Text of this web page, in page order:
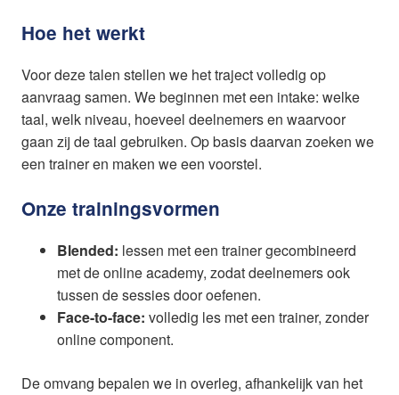
Hoe het werkt
Voor deze talen stellen we het traject volledig op
aanvraag samen. We beginnen met een intake: welke
taal, welk niveau, hoeveel deelnemers en waarvoor
gaan zij de taal gebruiken. Op basis daarvan zoeken we
een trainer en maken we een voorstel.
Onze trainingsvormen
Blended: lessen met een trainer gecombineerd
met de online academy, zodat deelnemers ook
tussen de sessies door oefenen.
Face-to-face: volledig les met een trainer, zonder
online component.
De omvang bepalen we in overleg, afhankelijk van het